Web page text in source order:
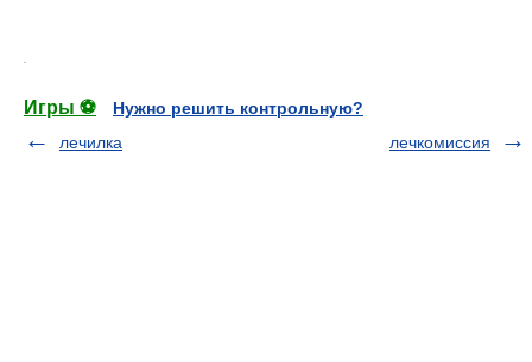
Игры ⚽
Нужно решить контрольную?
лечилка
лечкомиссия